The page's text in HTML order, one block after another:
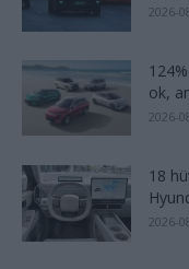
2026-
ok,
2026-
18
2026-